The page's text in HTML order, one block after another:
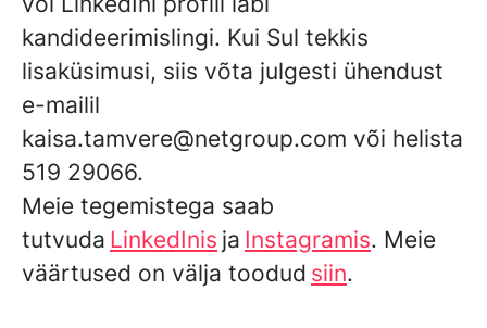
kandideerimislingi. Kui Sul tekkis
lisaküsimusi, siis võta julgesti ühendust
e-mailil
kaisa.tamvere@netgroup.com või helista
519 29066.
Meie tegemistega saab
tutvuda LinkedInis ja Instagramis. Meie
väärtused on välja toodud siin.